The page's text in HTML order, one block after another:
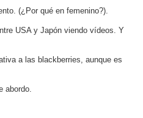
(¿Por qué en femenino?).
USA y Japón viendo vídeos. Y
a las blackberries, aunque es
abordo.